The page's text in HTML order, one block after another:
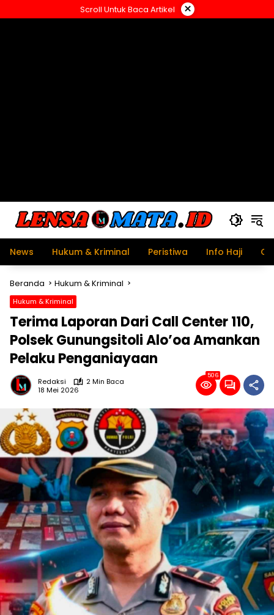
ke
Scroll Untuk Baca Artikel ×
News Hukum & Kriminal Peristiwa Info Haji
Beranda Hukum & Kriminal
Hukum & Kriminal
Terima Laporan Dari Call Center 110,
Polsek Gunungsitoli Alo’oa Amankan
Pelaku Penganiayaan
Redaksi
2 Min Baca
18 Mei 2026
506